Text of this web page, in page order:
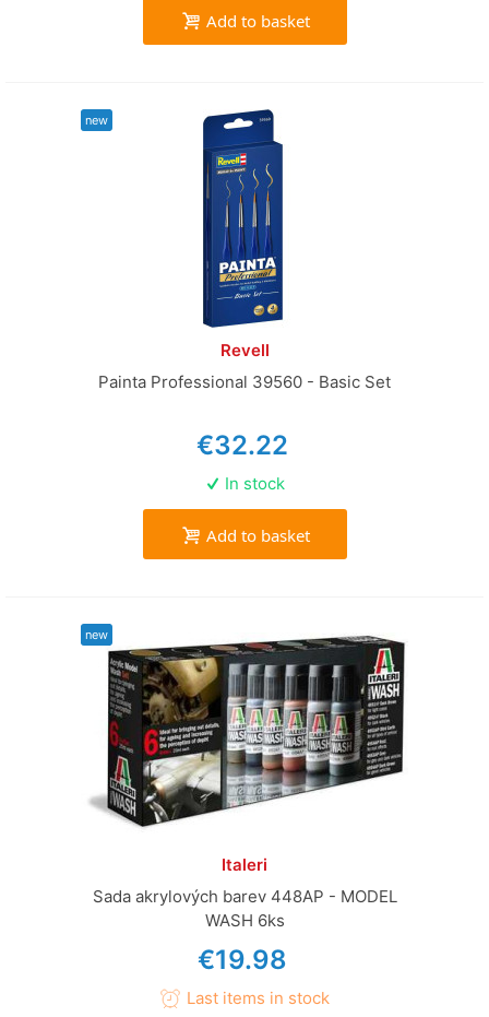
Add to basket
new
Revell
Painta Professional 39560 - Basic Set
€32.22
In stock
Add to basket
new
Italeri
Sada akrylových barev 448AP - MODEL
WASH 6ks
€19.98
Last items in stock